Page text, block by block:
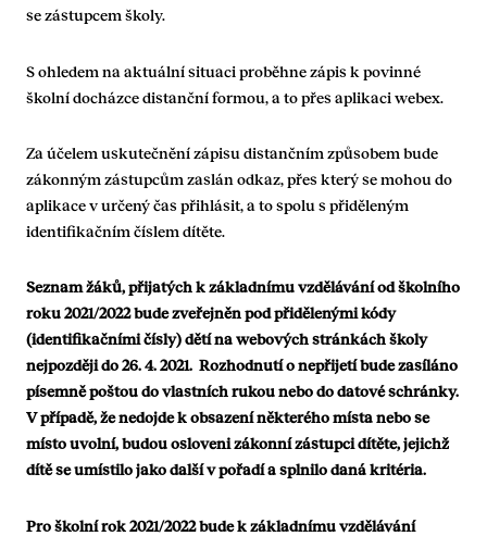
se zástupcem školy.
S ohledem na aktuální situaci proběhne zápis k povinné
školní docházce distanční formou, a to přes aplikaci webex.
Za účelem uskutečnění zápisu distančním způsobem bude
zákonným zástupcům zaslán odkaz, přes který se mohou do
aplikace v určený čas přihlásit, a to spolu s přiděleným
identifikačním číslem dítěte.
Seznam žáků, přijatých k základnímu vzdělávání od školního
roku 2021/2022 bude zveřejněn pod přidělenými kódy
(identifikačními čísly) dětí na webových stránkách školy
nejpozději do 26. 4. 2021. Rozhodnutí o nepřijetí bude zasíláno
písemně poštou do vlastních rukou nebo do datové schránky.
V případě, že nedojde k obsazení některého místa nebo se
místo uvolní, budou osloveni zákonní zástupci dítěte, jejichž
dítě se umístilo jako další v pořadí a splnilo daná kritéria.
Pro školní rok 2021/2022 bude k základnímu vzdělávání